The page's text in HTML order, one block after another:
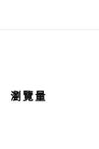
瀏覽量